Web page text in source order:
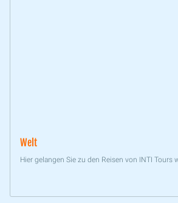
Welt
Hier gelangen Sie zu den Reisen von INTI Tours